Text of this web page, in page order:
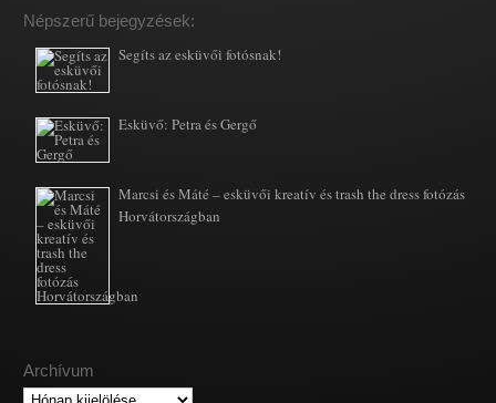
Népszerű bejegyzések:
Segíts az esküvői fotósnak!
Esküvő: Petra és Gergő
Marcsi és Máté – esküvői kreatív és trash the dress fotózás
Horvátországban
Archívum
Archívum